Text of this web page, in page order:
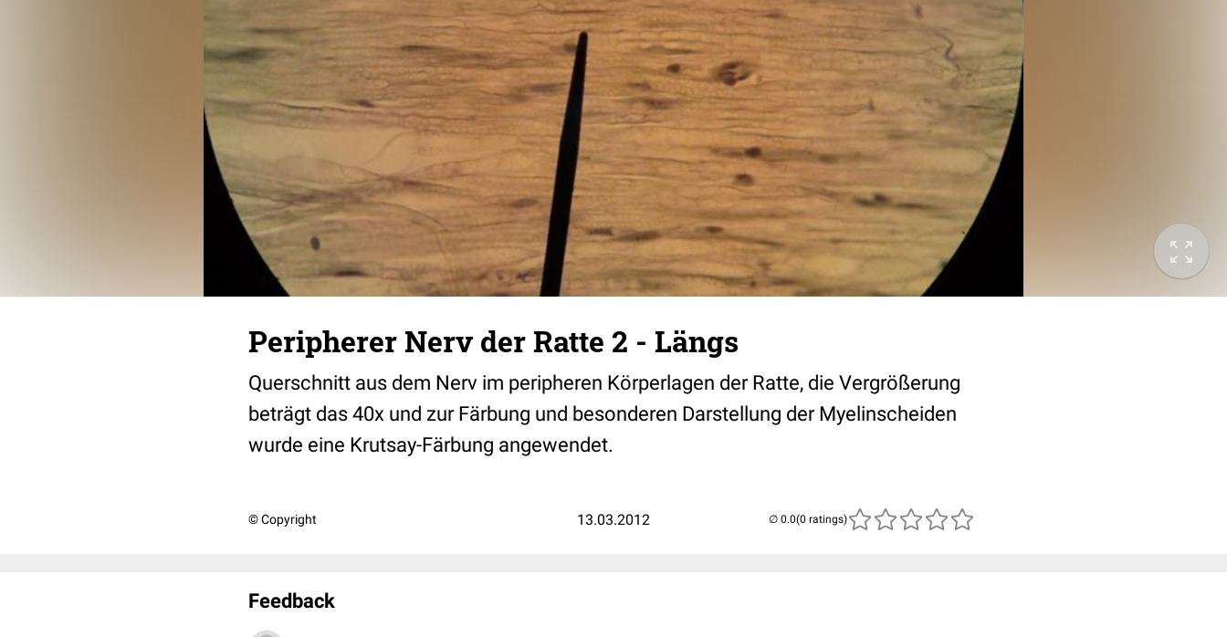
Peripherer Nerv der Ratte 2 - Längs
Querschnitt aus dem Nerv im peripheren Körperlagen der Ratte, die Vergrößerung
beträgt das 40x und zur Färbung und besonderen Darstellung der Myelinscheiden
wurde eine Krutsay-Färbung angewendet.
© Copyright 13.03.2012 (0 ratings)
Feedback